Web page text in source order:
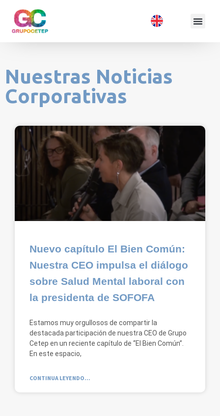
Nuestras Noticias
Corporativas
Nuevo capítulo El Bien Común:
Nuestra CEO impulsa el diálogo
sobre Salud Mental laboral con
la presidenta de SOFOFA
Estamos muy orgullosos de compartir la
destacada participación de nuestra CEO de Grupo
Cetep en un reciente capítulo de “El Bien Común”.
En este espacio,
CONTINUA LEYENDO...